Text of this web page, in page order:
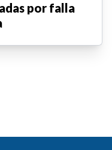
por falla